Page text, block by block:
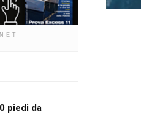
piedi da